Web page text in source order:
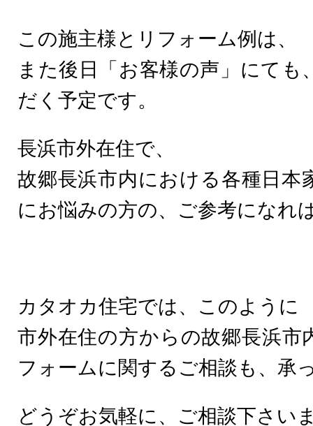
この施主様とリフォーム例は、
また後日「お客様の声」にても
だく予定です。
長浜市外在住で、
故郷長浜市内における各種日本
にお悩みの方の、ご参考になれ
カタオカ住宅では、このように
市外在住の方からの故郷長浜市
フォームに関するご相談も、承
どうぞお気軽に、ご相談下さい